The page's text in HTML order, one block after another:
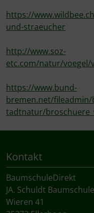
https://
und-straeucher
http://www.soz-
etc.com/natur/
https://www.bund-
bremen.net/fileadmin/
tadtnatur/
Kontakt
BaumschuleDirekt
JA. Schuldt
Wieren 41